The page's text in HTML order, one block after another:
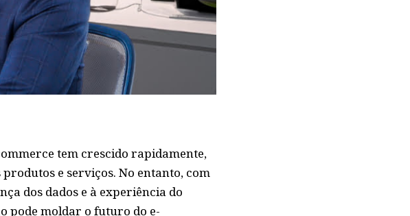
tem crescido rapidamente,
e serviços. No entanto, com
dos dados e à experiência do
pode moldar o futuro do e-